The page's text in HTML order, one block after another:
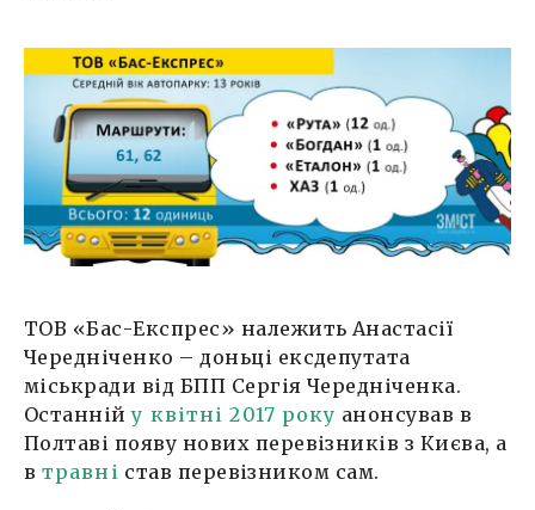
ТОВ «Бас-Експрес» належить Анастасії
Чередніченко – доньці ексдепутата
міськради від БПП Сергія Чередніченка.
Останнійу квітні 2017 року анонсував в
Полтаві появу нових перевізників з Києва, а
в травні став перевізником сам.